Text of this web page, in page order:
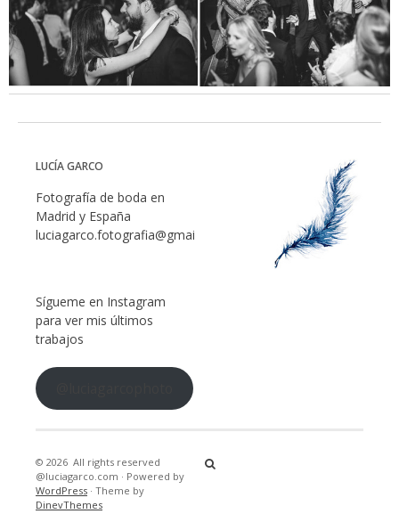
LUCÍA GARCO
Fotografía de boda en
Madrid y España
luciagarco.fotografia@gmail.com
Sígueme en Instagram
para ver mis últimos
trabajos
© 2026 All rights reserved
@luciagarco.com · Powered by
WordPress · Theme by
DinevThemes